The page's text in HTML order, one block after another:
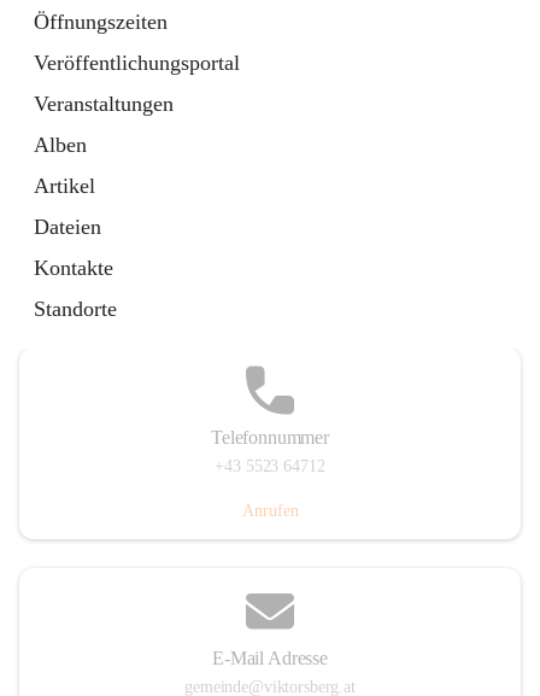
Öffnungszeiten
Veröffentlichungsportal
Veranstaltungen
Alben
Artikel
Dateien
Kontakte
Standorte
Telefonnummer
+43 5523 64712
Anrufen
E-Mail Adresse
gemeinde@viktorsberg.at